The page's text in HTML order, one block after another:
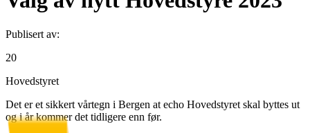
Publisert av:
20
Hovedstyret
Det er et sikkert vårtegn i Bergen at echo Hovedstyret skal byttes ut
og i år kommer det tidligere enn før.